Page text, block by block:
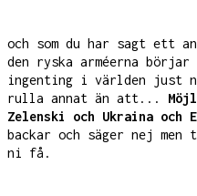
och som du har sagt ett
den ryska arméerna
ingenting i världen just
rulla annat än att...
Zelenski och Ukraina och
backar och säger nej men
ni få.